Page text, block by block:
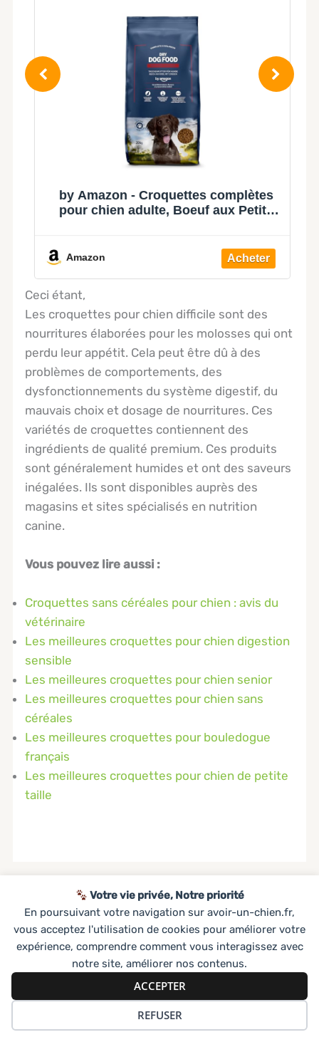
Votre vie privée, Notre priorité
En poursuivant votre navigation sur avoir-un-chien.fr,
vous acceptez l'utilisation de cookies pour améliorer votre
expérience, comprendre comment vous interagissez avec
notre site, améliorer nos contenus.
ACCEPTER
REFUSER
by Amazon - Croquettes complètes
pour chien adulte, Boeuf aux Petits
Amazon
Ceci étant,
Les croquettes pour chien difficile sont des
nourritures élaborées pour les molosses qui ont
perdu leur appétit. Cela peut être dû à des
problèmes de comportements, des
dysfonctionnements du système digestif, du
mauvais choix et dosage de nourritures. Ces
variétés de croquettes contiennent des
ingrédients de qualité premium. Ces produits
sont généralement humides et ont des saveurs
inégalées. Ils sont disponibles auprès des
magasins et sites spécialisés en nutrition
canine.
Vous pouvez lire aussi :
Croquettes sans céréales pour chien : avis du
vétérinaire
Les meilleures croquettes pour chien digestion
sensible
Les meilleures croquettes pour chien senior
Les meilleures croquettes pour chien sans
céréales
Les meilleures croquettes pour bouledogue
français
Les meilleures croquettes pour chien de petite
taille